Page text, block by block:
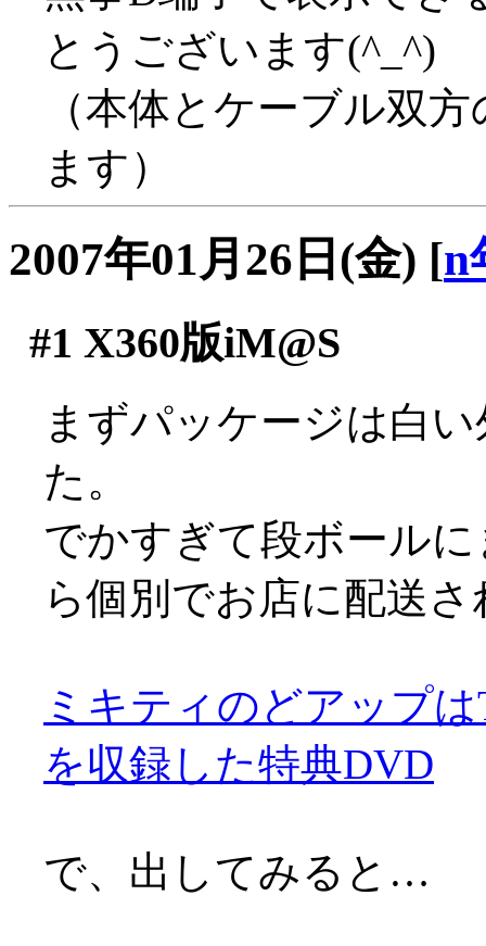
とうございます(^_^)
（本体とケーブル双
ます）
2007年01月26日(金) [n
#1 X360版iM@S
まずパッケージは白
た。
でかすぎて段ボール
ら個別でお店に配送
ミキティのどアップ
を収録した特典DVD
で、出してみると…